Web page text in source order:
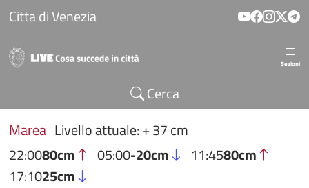
Salta al contenuto principale
Citta di Venezia
Sezioni
Cerca
Marea Livello attuale: + 37 cm
22:0080cm 05:00-20cm 11:4580cm
17:1025cm